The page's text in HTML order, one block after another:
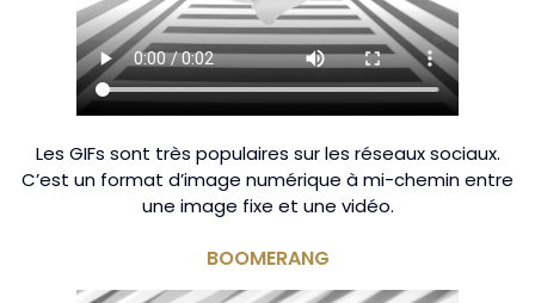
Les GIFs sont très populaires sur les réseaux sociaux.
C’est un format d’image numérique à mi-chemin entre
une image fixe et une vidéo.
BOOMERANG